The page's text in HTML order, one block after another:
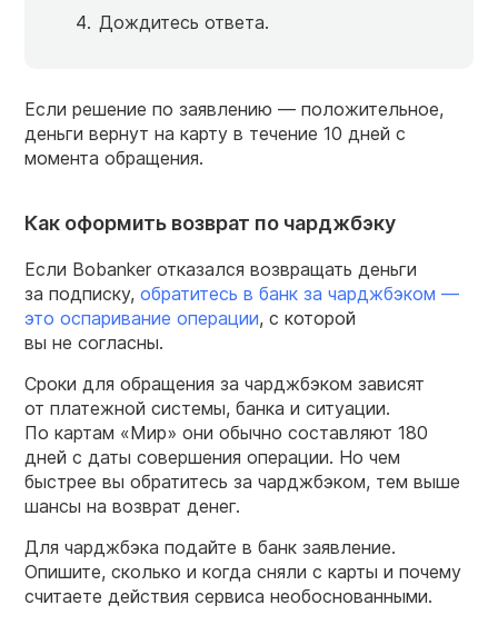
Дождитесь ответа.
Если решение по заявлению — положительное,
деньги вернут на карту в течение 10 дней с
момента обращения.
Как оформить возврат по чарджбэку
Если Bobanker отказался возвращать деньги
за подписку, обратитесь в банк за чарджбэком —
это оспаривание операции, с которой
вы не согласны.
Сроки для обращения за чарджбэком зависят
от платежной системы, банка и ситуации.
По картам «Мир» они обычно составляют 180
дней с даты совершения операции. Но чем
быстрее вы обратитесь за чарджбэком, тем выше
шансы на возврат денег.
Для чарджбэка подайте в банк заявление.
Опишите, сколько и когда сняли с карты и почему
считаете действия сервиса необоснованными.